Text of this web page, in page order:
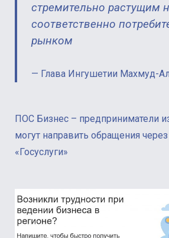
стремительно растущим
соответственно
рынком
Глава Ингушетии Махмуд-
ПОС Бизнес – предприниматели
могут направить обращения через
«Госуслуги»